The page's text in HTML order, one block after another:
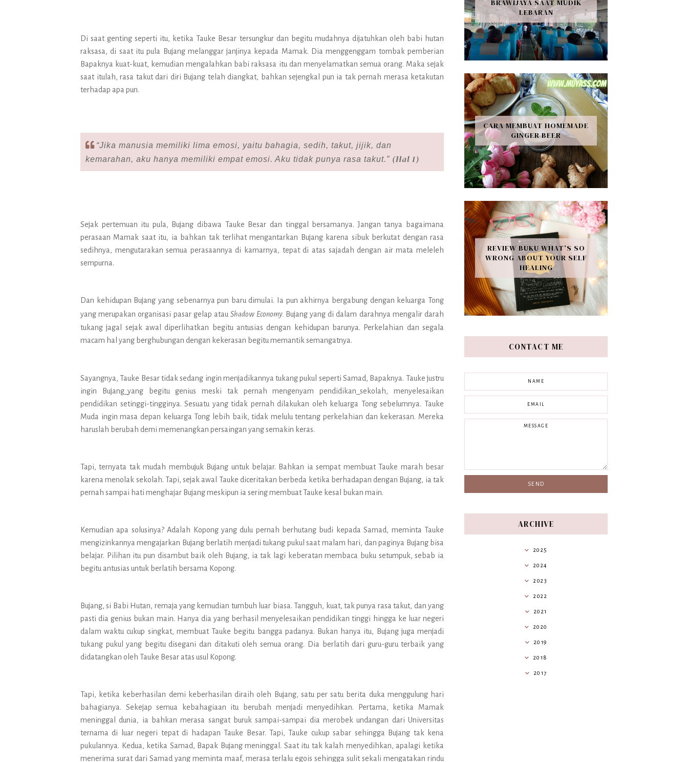
Di saat genting seperti itu, ketika Tauke Besar tersungkur dan begitu mudahnya dijatuhkan oleh babi hutan
raksasa, di saat itu pula Bujang melanggar janjinya kepada Mamak. Dia menggenggam tombak pemberian
Bapaknya kuat-kuat, kemudian mengalahkan babi raksasa itu dan menyelamatkan semua orang. Maka sejak
saat itulah, rasa takut dari diri Bujang telah diangkat, bahkan sejengkal pun ia tak pernah merasa ketakutan
terhadap apa pun.
“Jika manusia memiliki lima emosi, yaitu bahagia, sedih, takut, jijik, dan
kemarahan, aku hanya memiliki empat emosi. Aku tidak punya rasa takut.” (Hal 1)
Sejak pertemuan itu pula, Bujang dibawa Tauke Besar dan tinggal bersamanya. Jangan tanya bagaimana
perasaan Mamak saat itu, ia bahkan tak terlihat mengantarkan Bujang karena sibuk berkutat dengan rasa
sedihnya, mengutarakan semua perasaannya di kamarnya, tepat di atas sajadah dengan air mata meleleh
sempurna.
Dan kehidupan Bujang yang sebenarnya pun baru dimulai. Ia pun akhirnya bergabung dengan keluarga Tong
yang merupakan organisasi pasar gelap atauShadow Economy. Bujang yang di dalam darahnya mengalir darah
tukang jagal sejak awal diperlihatkan begitu antusias dengan kehidupan barunya. Perkelahian dan segala
macam hal yang berghubungan dengan kekerasan begitu memantik semangatnya.
Sayangnya, Tauke Besar tidak sedang ingin menjadikannya tukang pukul seperti Samad, Bapaknya. Tauke justru
ingin Bujang_yang begitu genius meski tak pernah mengenyam pendidikan_sekolah, menyelesaikan
pendidikan setinggi-tingginya. Sesuatu yang tidak pernah dilakukan oleh keluarga Tong sebelumnya. Tauke
Muda ingin masa depan keluarga Tong lebih baik, tidak melulu tentang perkelahian dan kekerasan. Mereka
haruslah berubah demi memenangkan persaingan yang semakin keras.
Tapi, ternyata tak mudah membujuk Bujang untuk belajar. Bahkan ia sempat membuat Tauke marah besar
karena menolak sekolah. Tapi, sejak awal Tauke diceritakan berbeda ketika berhadapan dengan Bujang, ia tak
pernah sampai hati menghajar Bujang meskipun ia sering membuat Tauke kesal bukan main.
Kemudian apa solusinya? Adalah Kopong yang dulu pernah berhutang budi kepada Samad, meminta Tauke
mengizinkannya mengajarkan Bujang berlatih menjadi tukang pukul saat malam hari, dan paginya Bujang bisa
belajar. Pilihan itu pun disambut baik oleh Bujang, ia tak lagi keberatan membaca buku setumpuk, sebab ia
begitu antusias untuk berlatih bersama Kopong.
Bujang, si Babi Hutan, remaja yang kemudian tumbuh luar biasa. Tangguh, kuat, tak punya rasa takut, dan yang
pasti dia genius bukan main. Hanya dia yang berhasil menyelesaikan pendidikan tinggi hingga ke luar negeri
dalam waktu cukup singkat, membuat Tauke begitu bangga padanya. Bukan hanya itu, Bujang juga menjadi
tukang pukul yang begitu disegani dan ditakuti oleh semua orang. Dia berlatih dari guru-guru terbaik yang
didatangkan oleh Tauke Besar atas usul Kopong.
Tapi, ketika keberhasilan demi keberhasilan diraih oleh Bujang, satu per satu berita duka menggulung hari
bahagianya. Sekejap semua kebahagiaan itu berubah menjadi menyedihkan. Pertama, ketika Mamak
meninggal dunia, ia bahkan merasa sangat buruk sampai-sampai dia merobek undangan dari Universitas
ternama di luar negeri tepat di hadapan Tauke Besar. Tapi, Tauke cukup sabar sehingga Bujang tak kena
pukulannya. Kedua, ketika Samad, Bapak Bujang meninggal. Saat itu tak kalah menyedihkan, apalagi ketika
menerima surat dari Samad yang meminta maaf, merasa terlalu egois sehingga sulit sekali mengatakan rindu
BRAWIJAYA SAAT MUDIK
LEBARAN
CARA MEMBUAT HOMEMADE
GINGER BEER
REVIEW BUKU WHAT’S SO
WRONG ABOUT YOUR SELF
HEALING
CONTACT ME
ARCHIVE
2025
2024
2023
2022
2021
2020
2019
2018
2017